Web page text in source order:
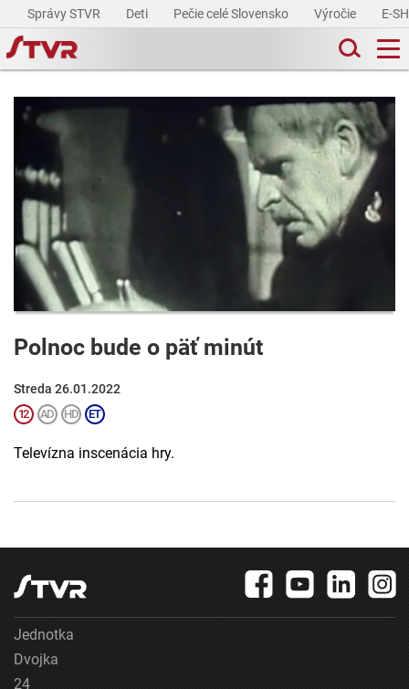
Správy STVR Deti Pečie celé Slovensko Výročie E-
Polnoc bude o päť minút
Streda 26.01.2022
Televízna inscenácia hry.
Jednotka
Dvojka
24